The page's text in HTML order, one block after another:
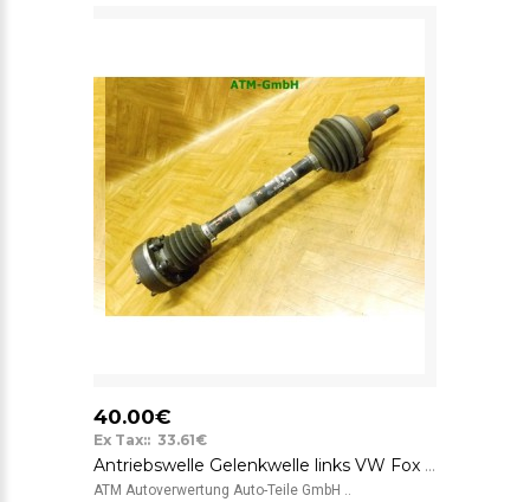
40.00€
Ex Tax:: 33.61€
Antriebswelle Gelenkwelle links VW Fox Fahrerseite 6QE407271H
ATM Autoverwertung Auto-Teile GmbH ..